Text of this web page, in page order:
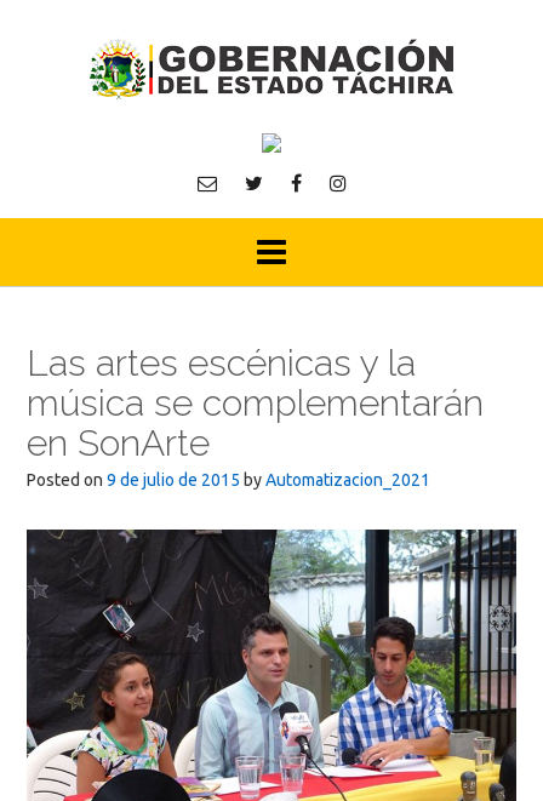
Las artes escénicas y la
música se complementarán
en SonArte
Posted on 9 de julio de 2015 byAutomatizacion_2021